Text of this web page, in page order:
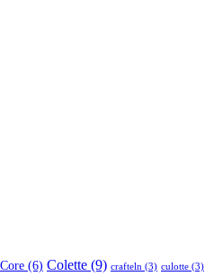
(6) Colette (9) crafteln (3) culotte (3)